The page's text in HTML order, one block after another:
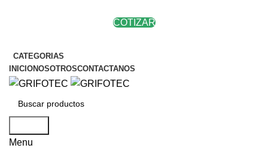
COTIZAR
CATEGORIAS
INICIONOSOTROSCONTACTANOS
Menu